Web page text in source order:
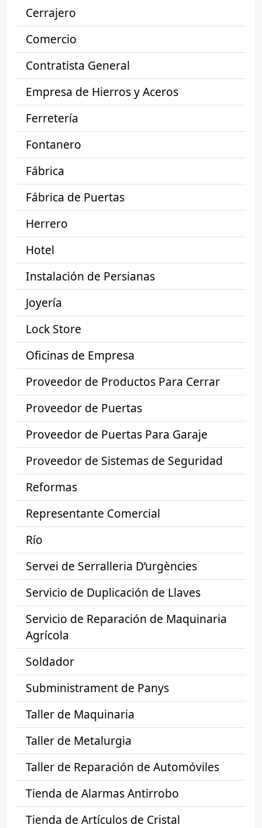
Cerrajero
Comercio
Contratista General
Empresa de Hierros y Aceros
Ferretería
Fontanero
Fábrica
Fábrica de Puertas
Herrero
Hotel
Instalación de Persianas
Joyería
Lock Store
Oficinas de Empresa
Proveedor de Productos Para Cerrar
Proveedor de Puertas
Proveedor de Puertas Para Garaje
Proveedor de Sistemas de Seguridad
Reformas
Representante Comercial
Río
Servei de Serralleria D’urgències
Servicio de Duplicación de Llaves
Servicio de Reparación de Maquinaria
Agrícola
Soldador
Subministrament de Panys
Taller de Maquinaria
Taller de Metalurgia
Taller de Reparación de Automóviles
Tienda de Alarmas Antirrobo
Tienda de Artículos de Cristal